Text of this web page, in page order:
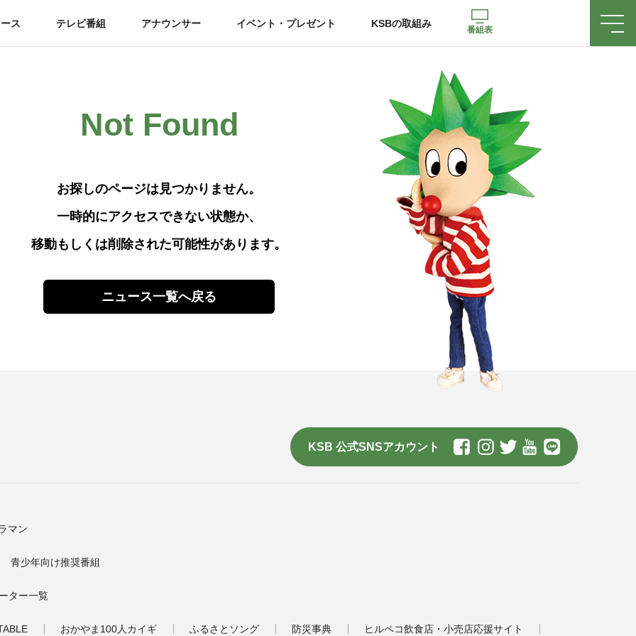
ス テレビ番組 アナウンサー イベント・プレゼント KSBの取組み
番組表
Not Found
お探しのページは見つかりません。
一時的にアクセスできない状態か、
移動もしくは削除された可能性があります。
ニュース一覧へ戻る
KSB 公式SNSアカウント
マン
青少年向け推奨番組
ター一覧
おかやま100人カイギ ふるさとソング 防災事典 ヒルペコ飲食店・小売店応援サイト